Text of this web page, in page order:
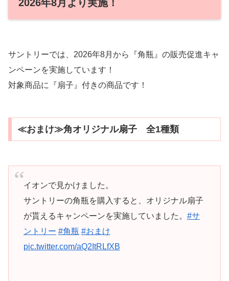
2026年8月より実施！
サントリーでは、2026年8月から『角瓶』の販売促進キャ
ンペーンを実施しています！
対象商品に『扇子』付きの商品です！
≪おまけ≫角オリジナル扇子 全1種類
イオンで見かけました。
サントリーの角瓶を購入すると、オリジナル扇子
が貰えるキャンペーンを実施していました。 #サ
ントリー #角瓶 #おまけ
pic.twitter.com/aQ2ItRLfXB